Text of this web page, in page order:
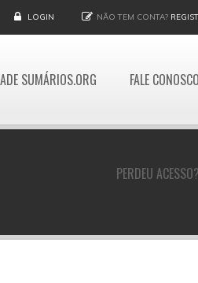
LOGIN NÃO TEM CONTA?
SUMÁRIOS.ORG FALE CONOSCO
PERDEU ACESSO?